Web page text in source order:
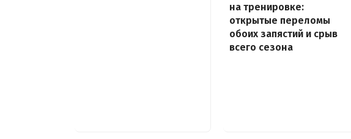
на тренировке:
открытые переломы
обоих запястий и срыв
всего сезона